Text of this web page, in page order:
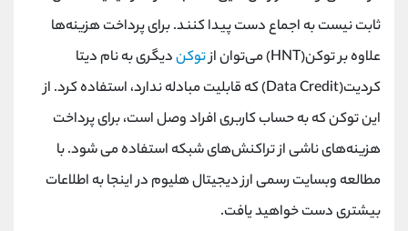
ثابت نیست به اجماع دست پیدا کنند. برای پرداخت هزینه‌ها
علاوه بر توکن(HNT) می‌توان از
توکندیگری به نام دیتا
کردیت(Data Credit) که قابلیت مبادله ندارد، استفاده کرد. از
این توکن كه به حساب كاربری افراد وصل است، برای پرداخت
هزینه‌های ناشی از تراکنش‌های شبکه استفاده می شود. با
مطالعه وبسايت رسمی ارز ديجيتال هليوم در اينجا به اطلاعات
بيشتری دست خواهيد يافت.